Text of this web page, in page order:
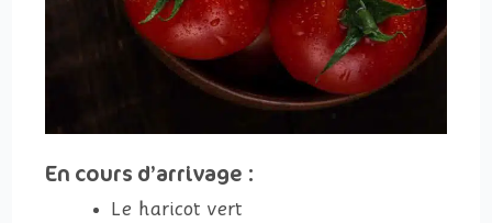
En cours d’arrivage :
Le haricot vert